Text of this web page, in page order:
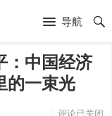
导航
：中国经济
的一束光
评论已关闭